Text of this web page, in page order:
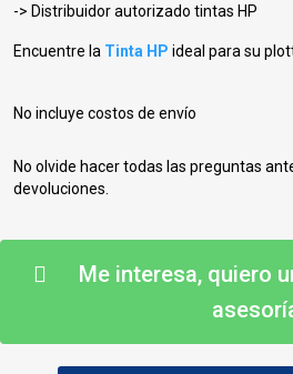
-> Distribuidor autorizado tintas HP
Encuentre la Tinta HP ideal para su
No incluye costos de envío
No olvide hacer todas las preguntas
devoluciones.
Me interesa, quiero